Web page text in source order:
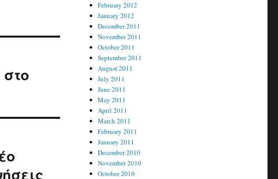
February 2012
January 2012
December 2011
November 2011
October 2011
September 2011
August 2011
July 2011
June 2011
May 2011
April 2011
March 2011
February 2011
January 2011
December 2010
November 2010
October 2010